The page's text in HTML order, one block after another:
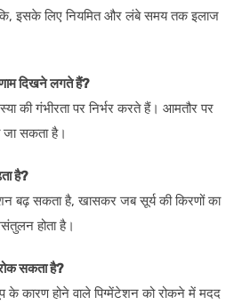
इसके लिए नियमित और लंबे समय तक इलाज
दिखने लगते हैं?
की गंभीरता पर निर्भर करते हैं। आमतौर पर
जा सकता है।
है?
बढ़ सकता है, खासकर जब सूर्य की किरणों का
होता है।
सकता है?
के कारण होने वाले पिग्मेंटेशन को रोकने में मदद